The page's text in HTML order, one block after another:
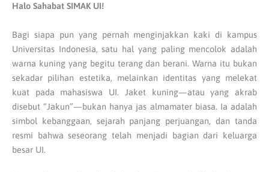
Halo Sahabat SIMAK UI!
Bagi siapa pun yang pernah menginjakkan kaki di kampus
Universitas Indonesia, satu hal yang paling mencolok adalah
warna kuning yang begitu terang dan berani. Warna itu bukan
sekadar pilihan estetika, melainkan identitas yang melekat
kuat pada mahasiswa UI. Jaket kuning—atau yang akrab
disebut “Jakun”—bukan hanya jas almamater biasa. Ia adalah
simbol kebanggaan, sejarah panjang perjuangan, dan tanda
resmi bahwa seseorang telah menjadi bagian dari keluarga
besar UI.